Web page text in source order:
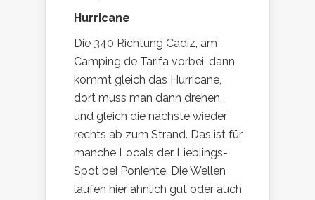
Hurricane
Die 340 Richtung Cadiz, am
Camping de Tarifa vorbei, dann
kommt gleich das Hurricane,
dort muss man dann drehen,
und gleich die nächste wieder
rechts ab zum Strand. Das ist für
manche Locals der Lieblings-
Spot bei Poniente. Die Wellen
laufen hier ähnlich gut oder auch